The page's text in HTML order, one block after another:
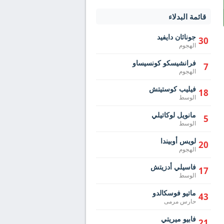
قائمة البدلاء
30 جوناثان دايفيد
الهجوم
7 فرانشيسكو كونسيساو
الهجوم
18 فيليب كوستيتش
الوسط
5 مانويل لوكاتيلي
الوسط
20 لويس أوبيندا
الهجوم
17 فاسيلي أدزيتش
الوسط
43 ماتيو فوسكالدو
حارس مرمى
فابيو ميريتي